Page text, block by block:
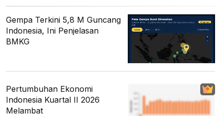
Gempa Terkini 5,8 M Guncang
Indonesia, Ini Penjelasan
BMKG
Pertumbuhan Ekonomi
Indonesia Kuartal II 2026
Melambat